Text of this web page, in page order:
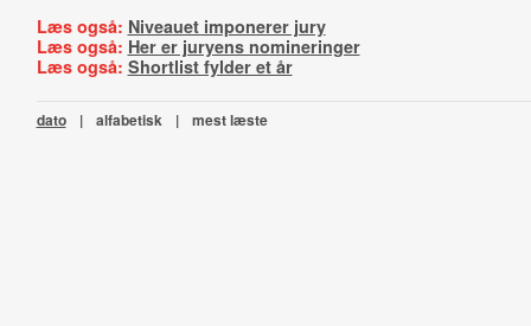
Læs også: Niveauet imponerer jury
Læs også: Her er juryens nomineringer
Læs også: Shortlist fylder et år
dato | alfabetisk | mest læste